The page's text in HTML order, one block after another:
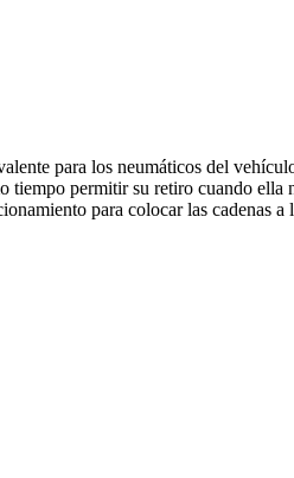
para los neumáticos del
permitir su retiro cuando ella
para colocar las cadenas